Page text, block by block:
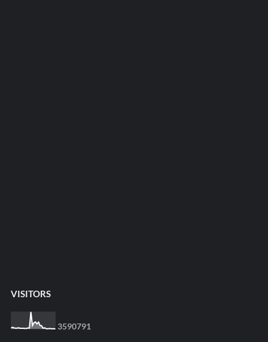
VISITORS
3590791